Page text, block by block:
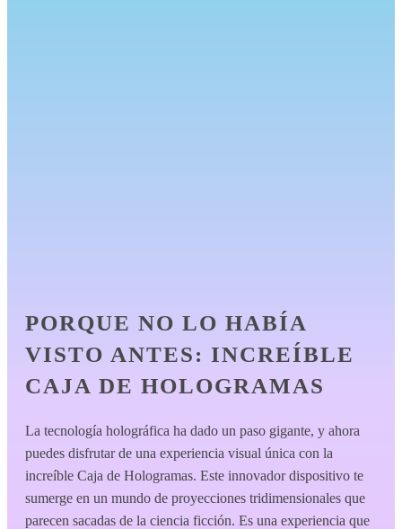
PORQUE NO LO HABÍA
VISTO ANTES: INCREÍBLE
CAJA DE HOLOGRAMAS
La tecnología holográfica ha dado un paso gigante, y ahora
puedes disfrutar de una experiencia visual única con la
increíble Caja de Hologramas. Este innovador dispositivo te
sumerge en un mundo de proyecciones tridimensionales que
parecen sacadas de la ciencia ficción. Es una experiencia que